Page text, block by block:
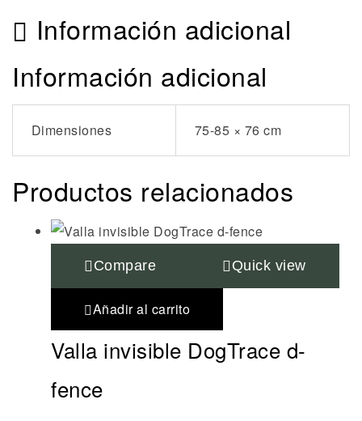
Información adicional
Información adicional
Dimensiones 75-85 × 76 cm
Productos relacionados
Compare Quick view
Añadir al carrito
Valla invisible DogTrace d-
fence